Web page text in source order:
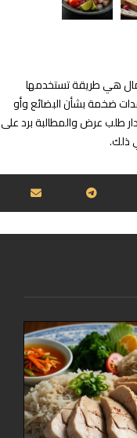
هي طريقة تستخدمها
ضخمة بشأن البضائع وأو
طلب عرض والمطالبة برد على
ذلك.